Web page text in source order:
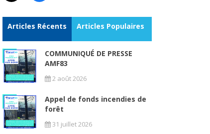
Articles Récents Articles Populaires
COMMUNIQUÉ DE PRESSE
AMF83
2 août 2026
Appel de fonds incendies de
forêt
31 juillet 2026